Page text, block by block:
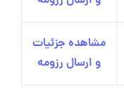
مشاهده جزئیات
و ارسال رزومه